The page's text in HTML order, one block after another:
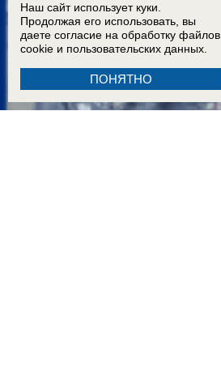
Наш сайт использует куки.
Продолжая его использовать, вы
даете согласие на обработку файлов
cookie и пользовательских данных.
ПОНЯТНО